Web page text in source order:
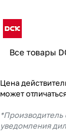
Все товары
Цена
может
*Производитель
уведомления